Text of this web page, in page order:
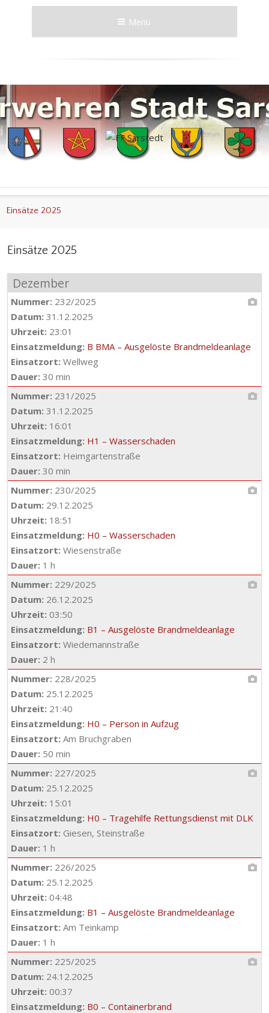
Menü
Einsätze 2025
Einsätze 2025
Dezember
Nummer: 232/2025
Datum: 31.12.2025
Uhrzeit: 23:01
Einsatzmeldung: B BMA – Ausgelöste Brandmeldeanlage
Einsatzort: Wellweg
Dauer: 30 min
Nummer: 231/2025
Datum: 31.12.2025
Uhrzeit: 16:01
Einsatzmeldung: H1 – Wasserschaden
Einsatzort: Heimgartenstraße
Dauer: 30 min
Nummer: 230/2025
Datum: 29.12.2025
Uhrzeit: 18:51
Einsatzmeldung: H0 – Wasserschaden
Einsatzort: Wiesenstraße
Dauer: 1 h
Nummer: 229/2025
Datum: 26.12.2025
Uhrzeit: 03:50
Einsatzmeldung: B1 – Ausgelöste Brandmeldeanlage
Einsatzort: Wiedemannstraße
Dauer: 2 h
Nummer: 228/2025
Datum: 25.12.2025
Uhrzeit: 21:40
Einsatzmeldung: H0 – Person in Aufzug
Einsatzort: Am Bruchgraben
Dauer: 50 min
Nummer: 227/2025
Datum: 25.12.2025
Uhrzeit: 15:01
Einsatzmeldung: H0 – Tragehilfe Rettungsdienst mit DLK
Einsatzort: Giesen, Steinstraße
Dauer: 1 h
Nummer: 226/2025
Datum: 25.12.2025
Uhrzeit: 04:48
Einsatzmeldung: B1 – Ausgelöste Brandmeldeanlage
Einsatzort: Am Teinkamp
Dauer: 1 h
Nummer: 225/2025
Datum: 24.12.2025
Uhrzeit: 00:37
Einsatzmeldung: B0 – Containerbrand